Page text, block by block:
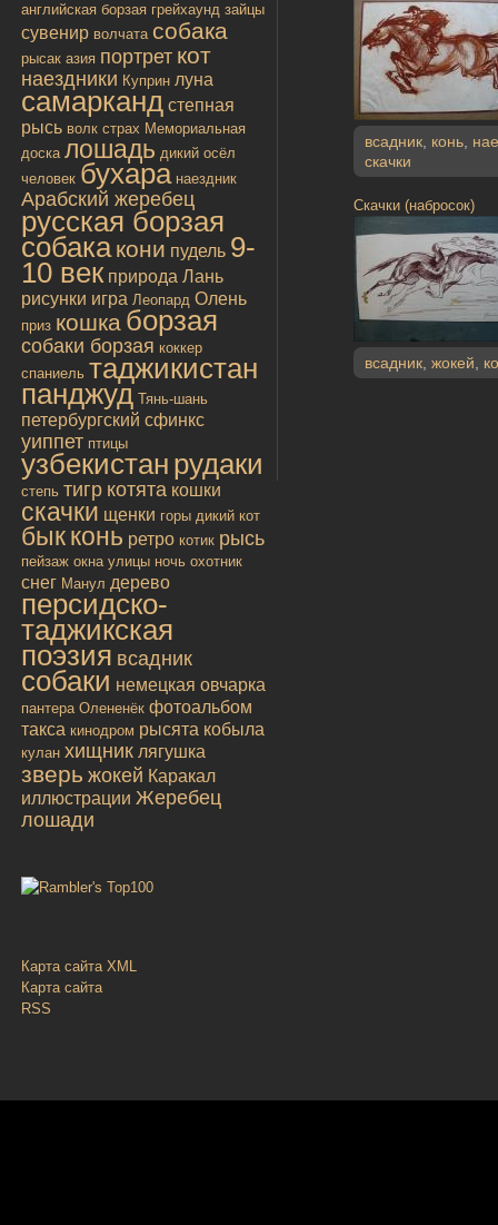
английская борзая грейхаунд зайцы
сувенир волчата собака
рысак азия портрет кот
наездники Куприн луна
самарканд степная
рысь волк страх Мемориальная
доска лошадь дикий осёл
человек бухара наездник
Арабский жеребец
русская борзая
собака кони пудель 9-
10 век природа Лань
рисунки игра Леопард Олень
приз кошка борзая
собаки борзая коккер
спаниель таджикистан
панджуд Тянь-шань
петербургский сфинкс
уиппет птицы
узбекистан рудаки
степь тигр котята кошки
скачки щенки горы дикий кот
быкконь ретро котик рысь
пейзаж окна улицы ночь охотник
снег Манул дерево
персидско-
таджикская
поэзия всадник
собаки немецкая овчарка
пантера Олененёк фотоальбом
такса кинодром рысята кобыла
кулан хищник лягушка
зверь жокей Каракал
иллюстрации Жеребец
лошади
Карта сайта XML
Карта сайта
RSS
всадник конь
скачки
Скачки (набросок)
всадник жокей